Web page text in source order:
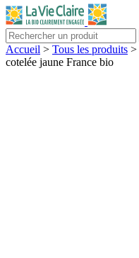
Accueil > Tous les produits >
cotelée jaune France bio